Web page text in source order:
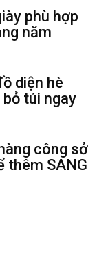
phù hợp
năm
diện hè
túi ngay
công sở
thêm SANG